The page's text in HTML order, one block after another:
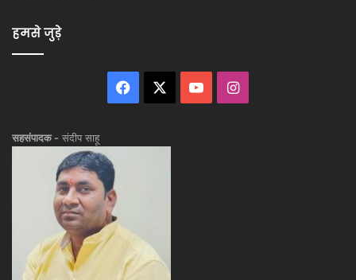
हमसे जुड़े
Facebook YouTubeInstagram
सहसंपादक - संदीप साहू